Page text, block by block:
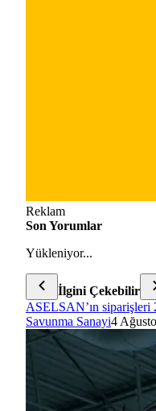
Reklam
Son Yorumlar
Yükleniyor...
İlgini Çekebilir
ASELSAN’ın siparişleri
Savunma Sanayi4